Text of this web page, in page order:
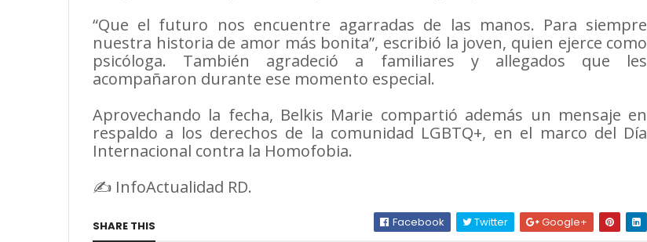
“Que el futuro nos encuentre agarradas de las manos. Para siempre
nuestra historia de amor más bonita”, escribió la joven, quien ejerce como
psicóloga. También agradeció a familiares y allegados que les
acompañaron durante ese momento especial.
Aprovechando la fecha, Belkis Marie compartió además un mensaje en
respaldo a los derechos de la comunidad LGBTQ+, en el marco del Día
Internacional contra la Homofobia.
✍️ InfoActualidad RD.
SHARE THIS Facebook Twitter Google+